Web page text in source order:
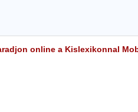
online a Kislexikonnal